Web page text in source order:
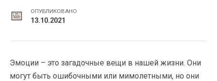
ОПУБЛИКОВАНО
13.10.2021
Эмоции – это загадочные вещи в нашей жизни. Они
могут быть ошибочными или мимолетными, но они